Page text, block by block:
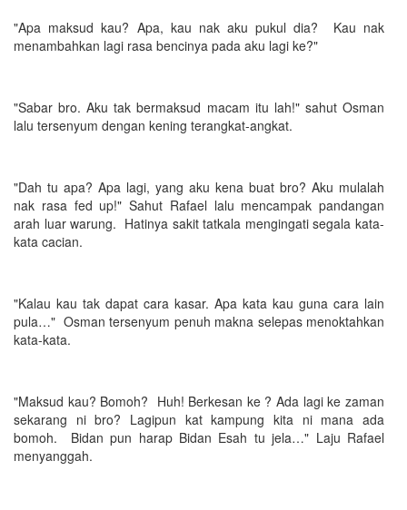
"Apa maksud kau? Apa, kau nak aku pukul dia? Kau nak
menambahkan lagi rasa bencinya pada aku lagi ke?"
"Sabar bro. Aku tak bermaksud macam itu lah!" sahut Osman
lalu tersenyum dengan kening terangkat-angkat.
"Dah tu apa? Apa lagi, yang aku kena buat bro? Aku mulalah
nak rasa fed up!" Sahut Rafael lalu mencampak pandangan
arah luar warung. Hatinya sakit tatkala mengingati segala kata-
kata cacian.
"Kalau kau tak dapat cara kasar. Apa kata kau guna cara lain
pula…" Osman tersenyum penuh makna selepas menoktahkan
kata-kata.
"Maksud kau? Bomoh? Huh! Berkesan ke ? Ada lagi ke zaman
sekarang ni bro? Lagipun kat kampung kita ni mana ada
bomoh. Bidan pun harap Bidan Esah tu jela…" Laju Rafael
menyanggah.